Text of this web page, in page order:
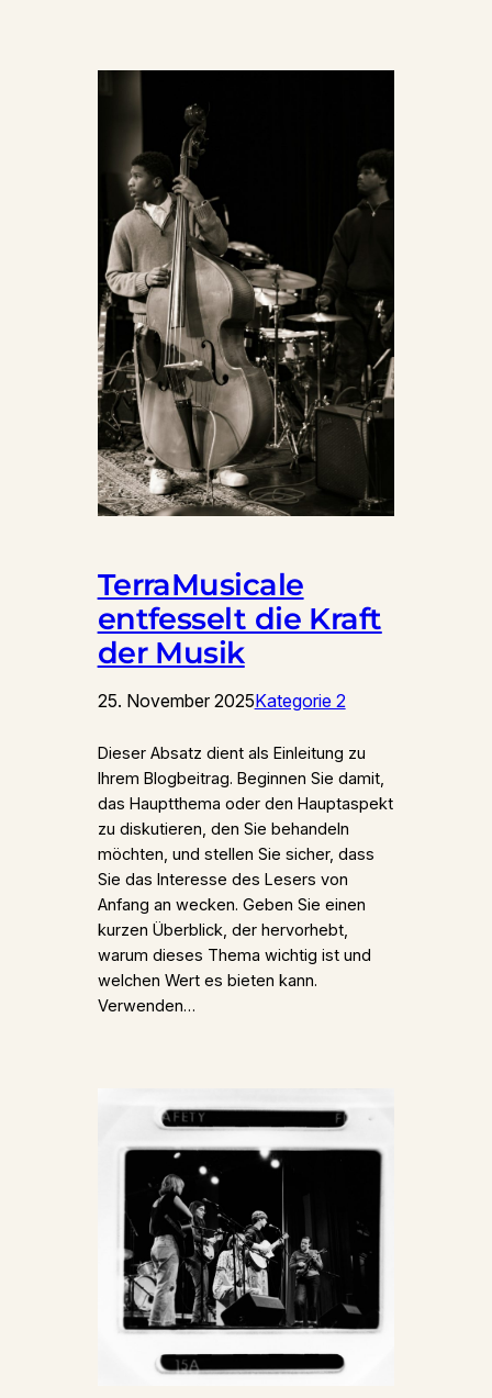
TerraMusicale
entfesselt die Kraft
der Musik
25. November 2025Kategorie 2
Dieser Absatz dient als Einleitung zu
Ihrem Blogbeitrag. Beginnen Sie damit,
das Hauptthema oder den Hauptaspekt
zu diskutieren, den Sie behandeln
möchten, und stellen Sie sicher, dass
Sie das Interesse des Lesers von
Anfang an wecken. Geben Sie einen
kurzen Überblick, der hervorhebt,
warum dieses Thema wichtig ist und
welchen Wert es bieten kann.
Verwenden…